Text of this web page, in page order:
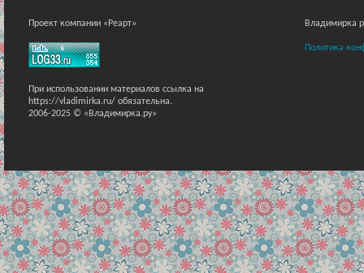
Проект компании «Реарт»
При использовании материалов ссылка на
https://vladimirka.ru/ обязательна.
2006-2025 © «Владимирка.ру»
Владимирка
Политика